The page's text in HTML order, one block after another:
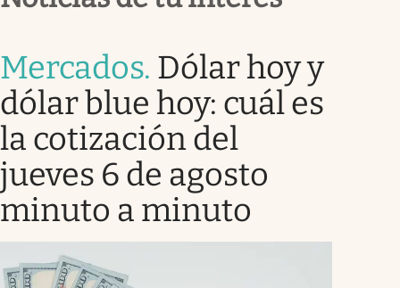
Mercados. Dólar hoy y
dólar blue hoy: cuál es
la cotización del
jueves 6 de agosto
minuto a minuto